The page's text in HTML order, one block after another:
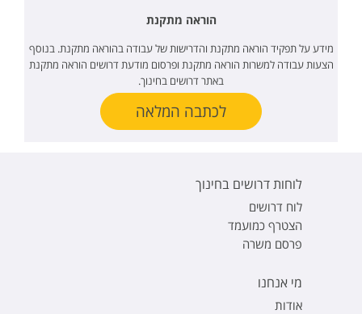
הוראה מתקנת
מידע על תפקיד הוראה מתקנת והדרישות של עבודה בהוראה מתקנת. בנוסף
הצעות עבודה למשרות הוראה מתקנת ופרסום מודעת דרושים הוראה מתקנת
באתר דרושים בחינוך.
לכתבה המלאה
לוחות דרושים בחינוך
לוח דרושים
הצטרף כמועמד
פרסם משרה
מי אנחנו
אודות